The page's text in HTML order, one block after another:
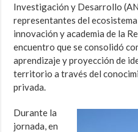
Investigación y Desarrollo
representantes del
innovación y academia de la
encuentro que se consolidó
aprendizaje y proyección de
territorio a través del
privada.
Durante la
jornada, en